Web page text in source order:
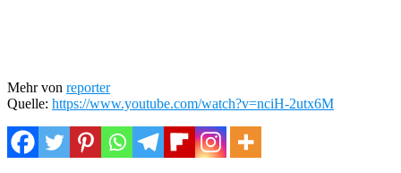
Mehr von reporter
Quelle: https://www.youtube.com/watch?v=nciH-2utx6M